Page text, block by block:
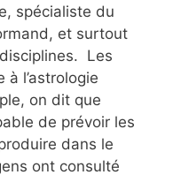
spécialiste du
et surtout
Les
à l’astrologie
on dit que
de prévoir les
dans le
ont consulté